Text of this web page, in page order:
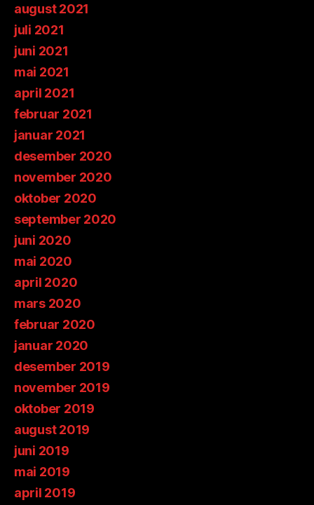
august 2021
juli 2021
juni 2021
mai 2021
april 2021
februar 2021
januar 2021
desember 2020
november 2020
oktober 2020
september 2020
juni 2020
mai 2020
april 2020
mars 2020
februar 2020
januar 2020
desember 2019
november 2019
oktober 2019
august 2019
juni 2019
mai 2019
april 2019